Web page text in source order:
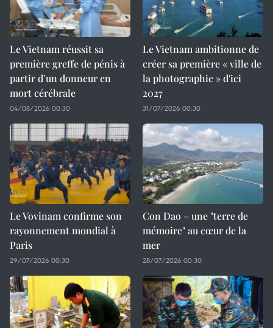
Le Vietnam réussit sa
première greffe de pénis à
partir d’un donneur en
mort cérébrale
04/08/2026 00:30
Le Vietnam ambitionne de
créer sa première « ville de
la photographie » d'ici
2027
31/07/2026 00:30
Le Vovinam confirme son
rayonnement mondial à
Paris
29/07/2026 00:30
Con Dao – une "terre de
mémoire" au cœur de la
mer
28/07/2026 00:30